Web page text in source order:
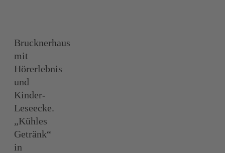
Brucknerhaus
mit
Hörerlebnis
und
Kinder-
Leseecke.
„Kühles
Getränk“
in